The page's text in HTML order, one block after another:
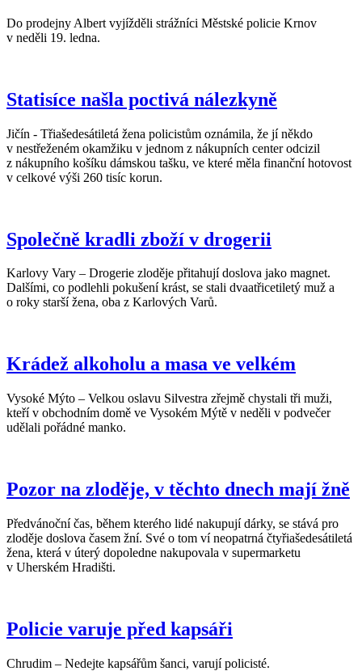
Do prodejny Albert vyjížděli strážníci Městské policie Krnov
v neděli 19. ledna.
Statisíce našla poctivá nálezkyně
Jičín - Třiašedesátiletá žena policistům oznámila, že jí někdo
v nestřeženém okamžiku v jednom z nákupních center odcizil
z nákupního košíku dámskou tašku, ve které měla finanční hotovost
v celkové výši 260 tisíc korun.
Společně kradli zboží v drogerii
Karlovy Vary – Drogerie zloděje přitahují doslova jako magnet.
Dalšími, co podlehli pokušení krást, se stali dvaatřicetiletý muž a
o roky starší žena, oba z Karlových Varů.
Krádež alkoholu a masa ve velkém
Vysoké Mýto – Velkou oslavu Silvestra zřejmě chystali tři muži,
kteří v obchodním domě ve Vysokém Mýtě v neděli v podvečer
udělali pořádné manko.
Pozor na zloděje, v těchto dnech mají žně
Předvánoční čas, během kterého lidé nakupují dárky, se stává pro
zloděje doslova časem žní. Své o tom ví neopatrná čtyřiašedesátiletá
žena, která v úterý dopoledne nakupovala v supermarketu
v Uherském Hradišti.
Policie varuje před kapsáři
Chrudim – Nedejte kapsářům šanci, varují policisté.